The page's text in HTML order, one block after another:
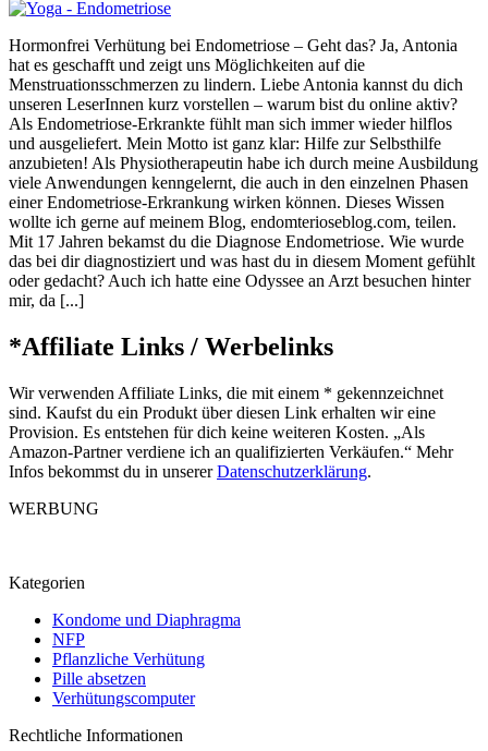
Hormonfrei Verhütung bei Endometriose – Geht das? Ja, Antonia
hat es geschafft und zeigt uns Möglichkeiten auf die
Menstruationsschmerzen zu lindern. Liebe Antonia kannst du dich
unseren LeserInnen kurz vorstellen – warum bist du online aktiv?
Als Endometriose-Erkrankte fühlt man sich immer wieder hilflos
und ausgeliefert. Mein Motto ist ganz klar: Hilfe zur Selbsthilfe
anzubieten! Als Physiotherapeutin habe ich durch meine Ausbildung
viele Anwendungen kenngelernt, die auch in den einzelnen Phasen
einer Endometriose-Erkrankung wirken können. Dieses Wissen
wollte ich gerne auf meinem Blog, endomterioseblog.com, teilen.
Mit 17 Jahren bekamst du die Diagnose Endometriose. Wie wurde
das bei dir diagnostiziert und was hast du in diesem Moment gefühlt
oder gedacht? Auch ich hatte eine Odyssee an Arzt besuchen hinter
mir, da [...]
*Affiliate Links / Werbelinks
Wir verwenden Affiliate Links, die mit einem * gekennzeichnet
sind. Kaufst du ein Produkt über diesen Link erhalten wir eine
Provision. Es entstehen für dich keine weiteren Kosten. „Als
Amazon-Partner verdiene ich an qualifizierten Verkäufen.“ Mehr
Infos bekommst du in unsererDatenschutzerklärung.
WERBUNG
Kategorien
Kondome und Diaphragma
NFP
Pflanzliche Verhütung
Pille absetzen
Verhütungscomputer
Rechtliche Informationen